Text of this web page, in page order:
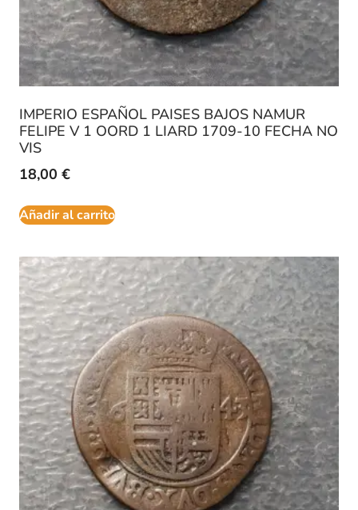
IMPERIO ESPAÑOL PAISES BAJOS NAMUR
FELIPE V 1 OORD 1 LIARD 1709-10 FECHA NO
VIS
18,00 €
Añadir al carrito